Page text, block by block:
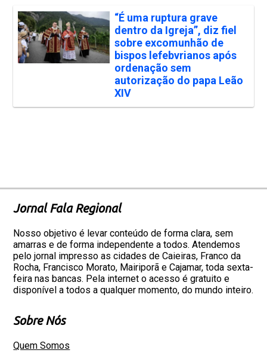
“É uma ruptura grave
dentro da Igreja”, diz fiel
sobre excomunhão de
bispos lefebvrianos após
ordenação sem
autorização do papa Leão
XIV
Jornal Fala Regional
Nosso objetivo é levar conteúdo de forma clara, sem
amarras e de forma independente a todos. Atendemos
pelo jornal impresso as cidades de Caieiras, Franco da
Rocha, Francisco Morato, Mairiporã e Cajamar, toda sexta-
feira nas bancas. Pela internet o acesso é gratuito e
disponível a todos a qualquer momento, do mundo inteiro.
Sobre Nós
Quem Somos